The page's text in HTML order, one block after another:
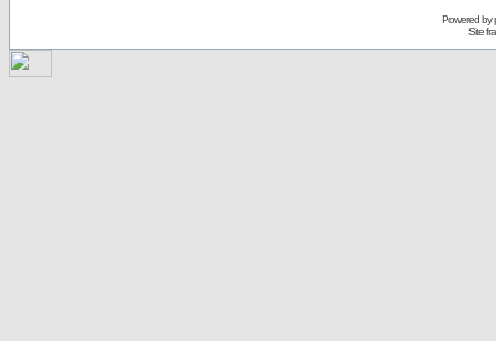
Powered by
Site